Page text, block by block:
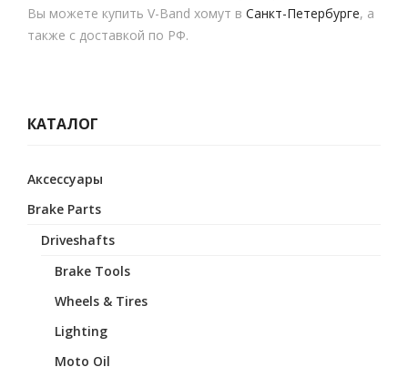
Вы можете купить V-Band хомут в Санкт-Петербурге, а
также с доставкой по РФ.
КАТАЛОГ
Аксессуары
Brake Parts
Driveshafts
Brake Tools
Wheels & Tires
Lighting
Moto Oil